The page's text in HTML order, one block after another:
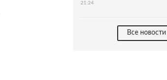
21:24
Все новости